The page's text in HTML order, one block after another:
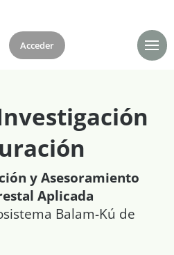
Acceder
y Asesoramiento
Aplicada
Balam-Kú de